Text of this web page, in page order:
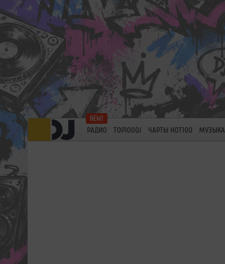
РАДИО TOP100DJ ЧАРТЫ HOT100 МУЗЫКА